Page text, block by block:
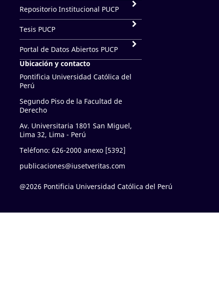
Repositorio Institucional PUCP
Tesis PUCP
Portal de Datos Abiertos PUCP
Ubicación y contacto
Pontificia Universidad Católica del
Perú
Segundo Piso de la Facultad de
Derecho
Av. Universitaria 1801 San Miguel,
Lima 32, Lima - Perú
Teléfono: 626-2000 anexo [5392]
publicaciones@iusetveritas.com
@2026 Pontificia Universidad Católica del Perú